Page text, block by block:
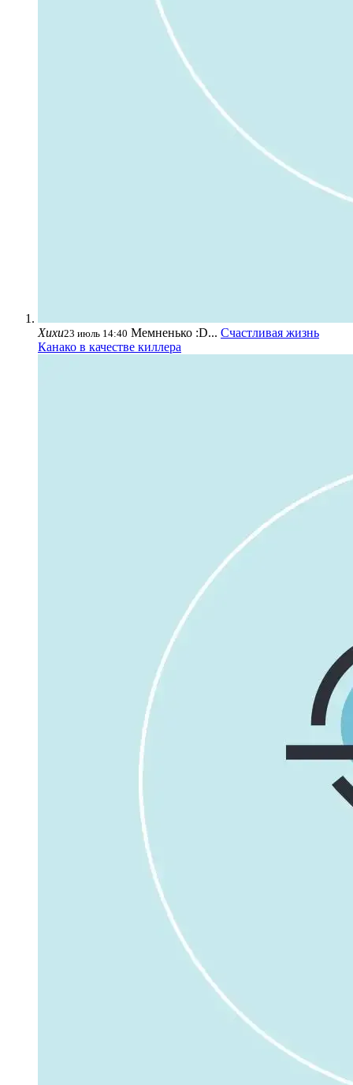
Хихи23 июль 14:40 Мемненько :D... Счастливая жизнь
Канако в качестве киллера